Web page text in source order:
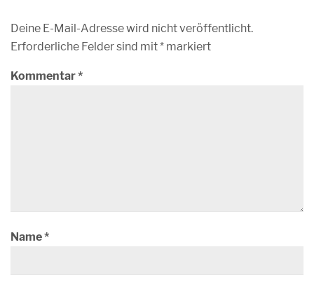
Deine E-Mail-Adresse wird nicht veröffentlicht.
Erforderliche Felder sind mit* markiert
Kommentar*
Name*